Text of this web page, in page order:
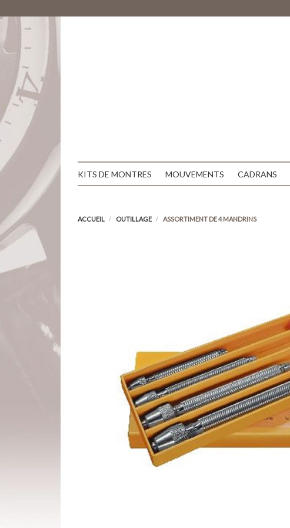
KITS DE MONTRES MOUVEMENTS CADRANS
ACCUEIL OUTILLAGE ASSORTIMENT DE 4 MANDRINS